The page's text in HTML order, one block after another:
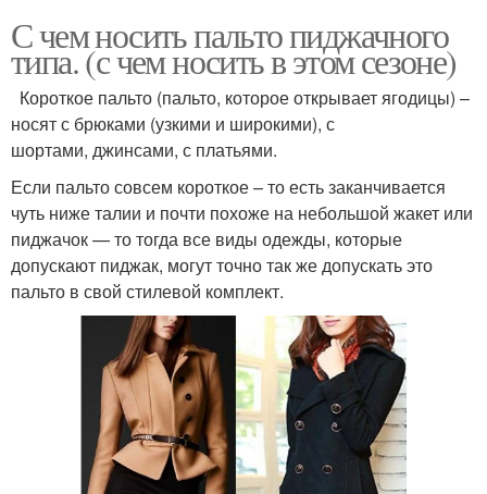
С чем носить пальто пиджачного
типа. (с чем носить в этом сезоне)
Короткое пальто (пальто, которое открывает ягодицы) –
носят с брюками (узкими и широкими), с
шортами, джинсами, с платьями.
Если пальто совсем короткое – то есть заканчивается
чуть ниже талии и почти похоже на небольшой жакет или
пиджачок — то тогда все виды одежды, которые
допускают пиджак, могут точно так же допускать это
пальто в свой стилевой комплект.